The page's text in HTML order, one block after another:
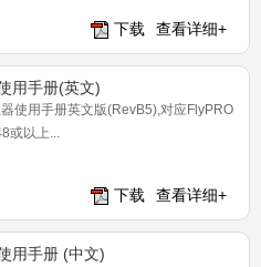
查看详细+
下载
用手册(英文)
使用手册英文版(RevB5),对应FlyPRO
或以上...
查看详细+
下载
用手册 (中文)